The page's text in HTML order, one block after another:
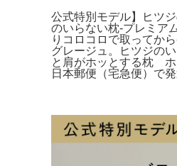
公式特別モデル】ヒツ
のいらない枕-プレミア
りコロコロで取ってか
グレージュ。ヒツジの
と肩がホッとする枕
日本郵便（宅急便）で